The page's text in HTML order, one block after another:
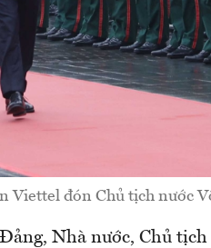
Viettel đón Chủ tịch nước
Nhà nước, Chủ